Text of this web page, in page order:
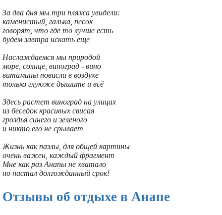
За два дня мы три пляжа увидели:
каменистый, галька, песок
говорят, что где то лучше есть
будем завтра искать еще
Наслаждаемся мы природой
море, солнце, виноград - вино
витамины повисли в воздухе
только глуюже дышите и всё
Здесь растет виноград на улицах
из беседок красивых свисая
гроздья синего и зеленого
и никто его не срывает
Жизнь как пазлы, для общей картины
очень важен, каждый фрагмент
Мне как раз Анапы не хватало
но настал долгожданный срок!
Отзывы об отдыхе в Анапе